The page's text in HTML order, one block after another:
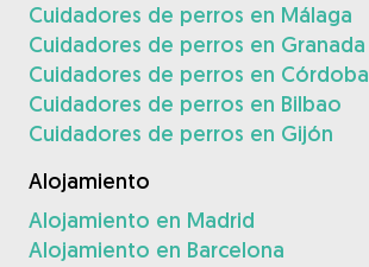
Cuidadores de perros en Málaga
Cuidadores de perros en Granada
Cuidadores de perros en Córdoba
Cuidadores de perros en Bilbao
Cuidadores de perros en Gijón
Alojamiento
Alojamiento en Madrid
Alojamiento en Barcelona